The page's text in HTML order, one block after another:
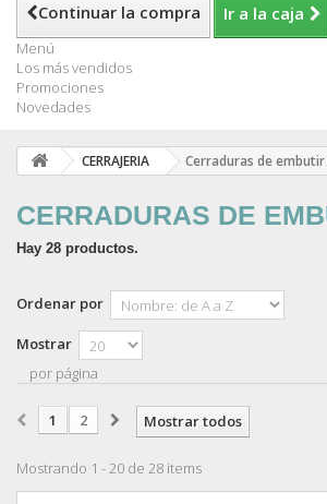
Continuar la compra Ir a la caja
Menú
Los más vendidos
Promociones
Novedades
CERRAJERIA Cerraduras de embutir
CERRADURAS DE
Hay 28 productos.
Ordenar por
Mostrar
por página
Mostrar todos
1 2
Mostrando 1 - 20 de 28 items